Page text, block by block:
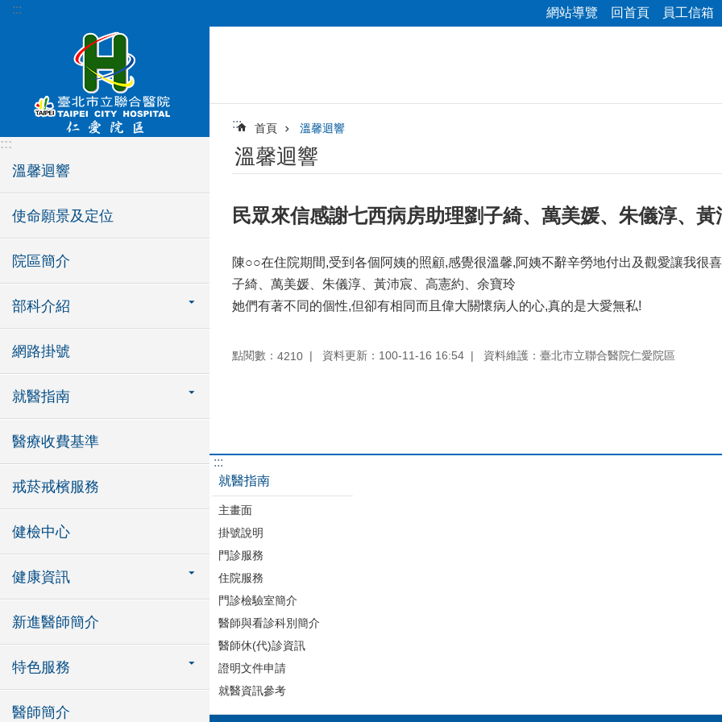
跳到主要內容區塊
::: 網站導覽 回首頁 員工信箱
:::
溫馨迴響
使命願景及定位
院區簡介
部科介紹
網路掛號
就醫指南
醫療收費基準
戒菸戒檳服務
健檢中心
健康資訊
新進醫師簡介
特色服務
醫師簡介
::: 首頁 溫馨迴響
溫馨迴響
民眾來信感謝七西病房助理劉子綺、萬美媛、朱儀淳、
陳○○在住院期間,受到各個阿姨的照顧,感覺很溫馨,阿姨不辭辛勞地付出及觀愛讓我很
子綺、萬美媛、朱儀淳、黃沛宸、高憲約、余寶玲
她們有著不同的個性,但卻有相同而且偉大關懷病人的心,真的是大愛無私!
點閱數： 4210 資料更新：100-11-16 16:54 資料維護：臺北市立聯合醫院仁愛院區
:::
就醫指南
主畫面
掛號說明
門診服務
住院服務
門診檢驗室簡介
醫師與看診科別簡介
醫師休(代)診資訊
證明文件申請
就醫資訊參考